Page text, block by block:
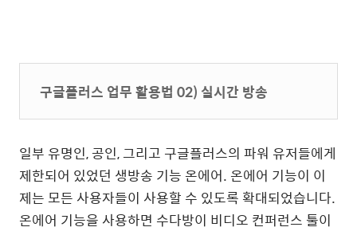
구글플러스 업무 활용법 02) 실시간 방송
일부 유명인, 공인, 그리고 구글플러스의 파워 유저들에게
제한되어 있었던 생방송 기능 온에어. 온에어 기능이 이
제는 모든 사용자들이 사용할 수 있도록 확대되었습니다.
온에어 기능을 사용하면 수다방이 비디오 컨퍼런스 툴이